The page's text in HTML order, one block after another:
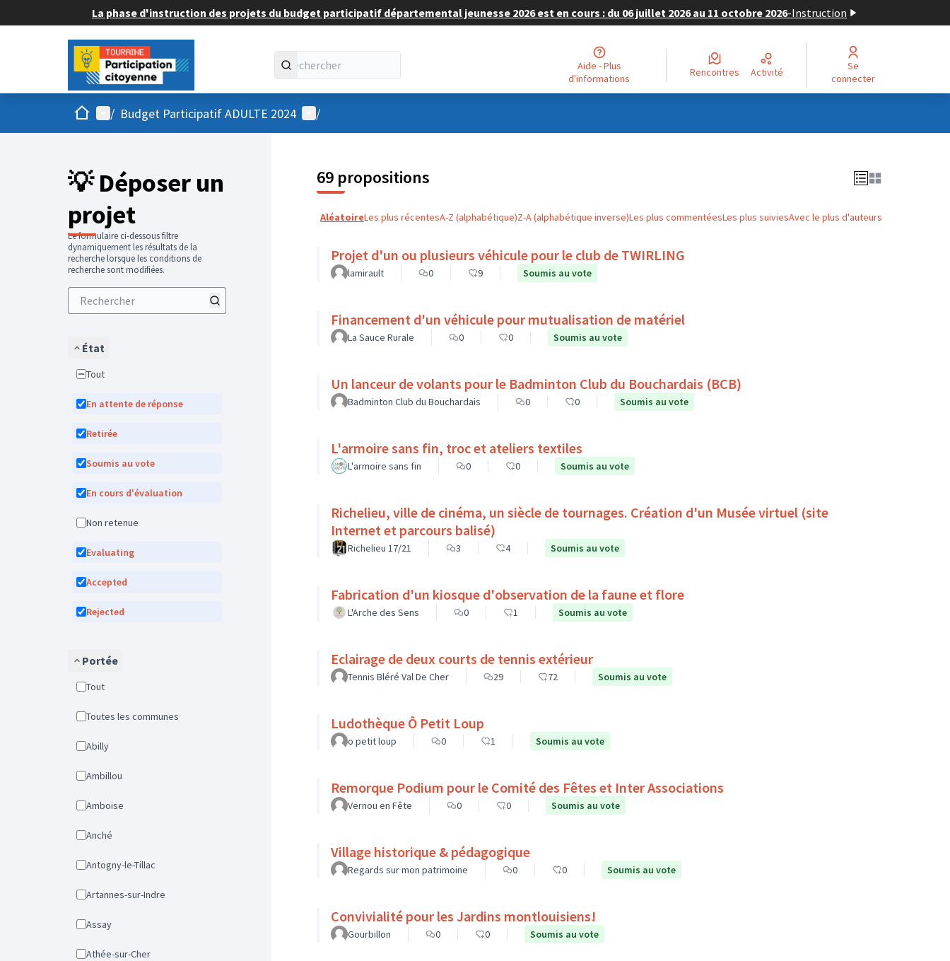
La phase d'instruction des projets du budget participatif départemental jeunesse 2026 est en cours : du 06 juillet 2026 au 11 octobre 2026-Instruction
Aide - Plus
d'informations
Rencontres Activité
Se
connecter
AccueilMenu principal
/ Budget Participatif ADULTE 2024 Menu utilisateur
/
💡 Déposer un
projet
Le formulaire ci-dessous filtre
dynamiquement les résultats de la
recherche lorsque les conditions de
recherche sont modifiées.
État
Tout
En attente de réponse
Retirée
Soumis au vote
En cours d'évaluation
Non retenue
Evaluating
Accepted
Rejected
Portée
Tout
Toutes les communes
Abilly
Ambillou
Amboise
Anché
Antogny-le-Tillac
Artannes-sur-Indre
Assay
Athée-sur-Cher
69 propositions
AléatoireLes plus récentesA-Z (alphabétique)Z-A (alphabétique inverse)Les plus commentéesLes plus suiviesAvec le plus d'auteurs
Projet d'un ou plusieurs véhicule pour le club de TWIRLING
lamirault 0 9 Soumis au vote
Financement d'un véhicule pour mutualisation de matériel
La Sauce Rurale 0 0 Soumis au vote
Un lanceur de volants pour le Badminton Club du Bouchardais (BCB)
Badminton Club du Bouchardais 0 0 Soumis au vote
L'armoire sans fin, troc et ateliers textiles
L'armoire sans fin 0 0 Soumis au vote
Richelieu, ville de cinéma, un siècle de tournages. Création d'un Musée virtuel (site
Internet et parcours balisé)
Richelieu 17/21 3 4 Soumis au vote
Fabrication d'un kiosque d'observation de la faune et flore
L'Arche des Sens 0 1 Soumis au vote
Eclairage de deux courts de tennis extérieur
Tennis Bléré Val De Cher 29 72 Soumis au vote
Ludothèque Ô Petit Loup
o petit loup 0 1 Soumis au vote
Remorque Podium pour le Comité des Fêtes et Inter Associations
Vernou en Fête 0 0 Soumis au vote
Village historique & pédagogique
Regards sur mon patrimoine 0 0 Soumis au vote
Convivialité pour les Jardins montlouisiens!
Gourbillon 0 0 Soumis au vote